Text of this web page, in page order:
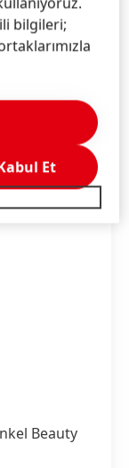
Beauty
bilgileri;
Et